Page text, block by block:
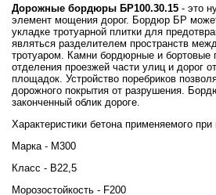
Дорожные бордюры БР100.30.15 - это
элемент мощения дорог. Бордюр БР
укладке тротуарной плитки для
являться разделителем пространств
тротуаром. Камни бордюрные и бортовые
отделения проезжей части улиц и дорог
площадок. Устройство поребриков
дорожного покрытия от разрушения.
законченный облик дороге.
Характеристики бетона применяемого при
Марка - М300
Класс - В22,5
Морозостойкость - F200